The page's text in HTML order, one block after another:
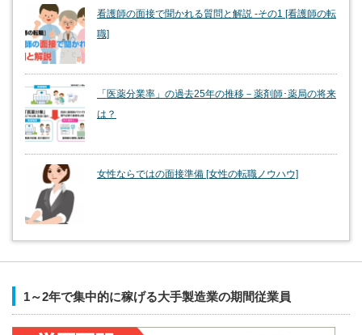
看護師の面接で聞かれる質問と解説 -その1 [看護師の転
職]
「医薬分業率」の過去25年の推移－薬剤師･薬局の将来
は？
女性ならではの面接準備 [女性の転職ノウハウ]
1～2年で集中的に稼げる大手製造業の期間従業員